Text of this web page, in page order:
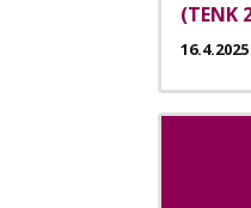
(TENK
16.4.2025